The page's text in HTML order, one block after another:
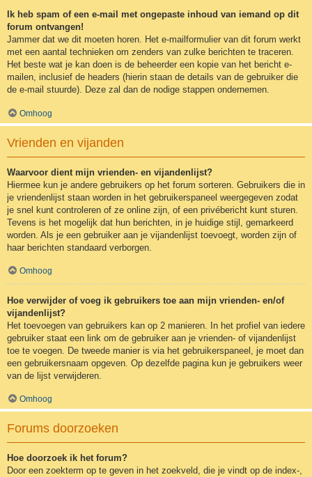
Ik heb spam of een e-mail met ongepaste inhoud van iemand op dit
forum ontvangen!
Jammer dat we dit moeten horen. Het e-mailformulier van dit forum werkt
met een aantal technieken om zenders van zulke berichten te traceren.
Het beste wat je kan doen is de beheerder een kopie van het bericht e-
mailen, inclusief de headers (hierin staan de details van de gebruiker die
de e-mail stuurde). Deze zal dan de nodige stappen ondernemen.
Omhoog
Vrienden en vijanden
Waarvoor dient mijn vrienden- en vijandenlijst?
Hiermee kun je andere gebruikers op het forum sorteren. Gebruikers die in
je vriendenlijst staan worden in het gebruikerspaneel weergegeven zodat
je snel kunt controleren of ze online zijn, of een privébericht kunt sturen.
Tevens is het mogelijk dat hun berichten, in je huidige stijl, gemarkeerd
worden. Als je een gebruiker aan je vijandenlijst toevoegt, worden zijn of
haar berichten standaard verborgen.
Omhoog
Hoe verwijder of voeg ik gebruikers toe aan mijn vrienden- en/of
vijandenlijst?
Het toevoegen van gebruikers kan op 2 manieren. In het profiel van iedere
gebruiker staat een link om de gebruiker aan je vrienden- of vijandenlijst
toe te voegen. De tweede manier is via het gebruikerspaneel, je moet dan
een gebruikersnaam opgeven. Op dezelfde pagina kun je gebruikers weer
van de lijst verwijderen.
Omhoog
Forums doorzoeken
Hoe doorzoek ik het forum?
Door een zoekterm op te geven in het zoekveld, die je vindt op de index-,